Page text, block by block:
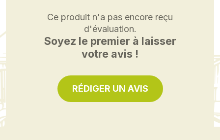
Ce produit n'a pas encore reçu
d'évaluation.
Soyez le premier à laisser
votre avis !
RÉDIGER UN AVIS